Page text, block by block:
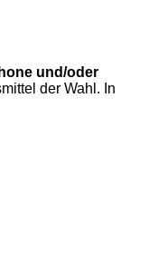
und/oder
der Wahl. In